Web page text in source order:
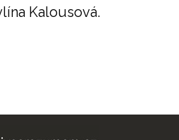
Kalousová.